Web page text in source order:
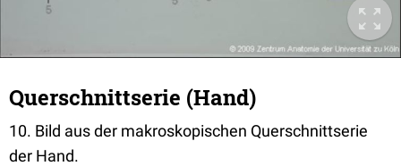
Querschnittserie (Hand)
10. Bild aus der makroskopischen Querschnittserie
der Hand.